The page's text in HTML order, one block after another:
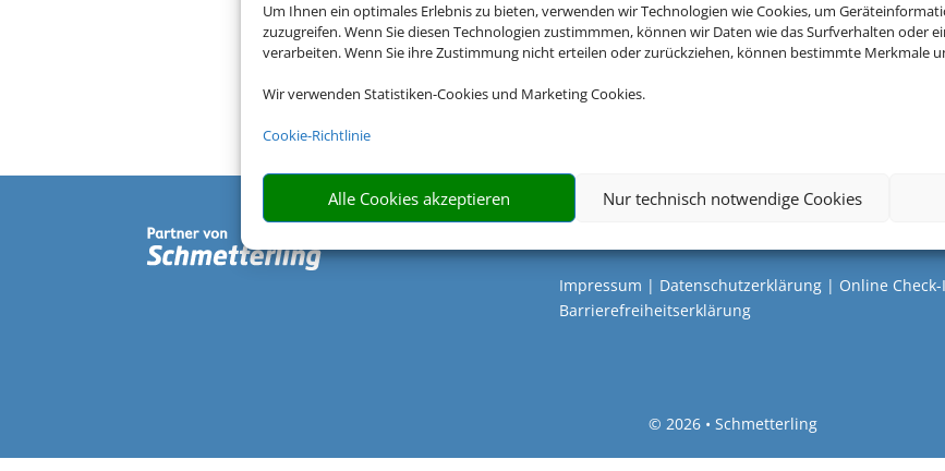
Um Ihnen ein optimales Erlebnis zu bieten, verwenden wir Technologien wie Cookies, um
zuzugreifen. Wenn Sie diesen Technologien zustimmmen, können wir Daten wie das Surfverhalten oder
verarbeiten. Wenn Sie ihre Zustimmung nicht erteilen oder zurückziehen, können bestimmte Merkmale
Wir verwenden Statistiken-Cookies und Marketing Cookies.
Cookie-Richtlinie
Alle Cookies akzeptieren Nur technisch notwendige Cookies
Cookies akzeptieren
Rechtliche Informationen
Impressum | Datenschutzerklärung| Online Check-
Barrierefreiheitserklärung
© 2026 • Schmetterling